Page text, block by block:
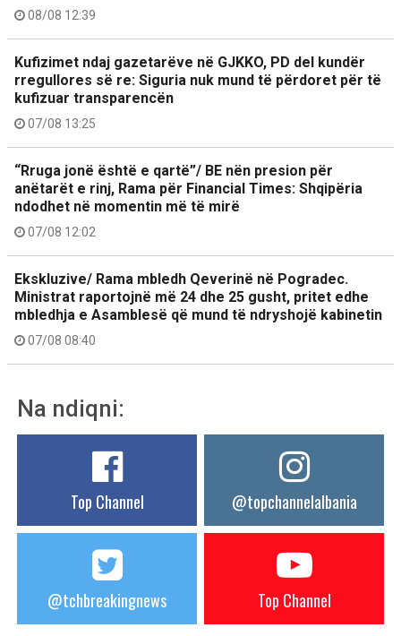
08/08 12:39
Kufizimet ndaj gazetarëve në GJKKO, PD del kundër
rregullores së re: Siguria nuk mund të përdoret për të
kufizuar transparencën
07/08 13:25
“Rruga jonë është e qartë”/ BE nën presion për
anëtarët e rinj, Rama për Financial Times: Shqipëria
ndodhet në momentin më të mirë
07/08 12:02
Ekskluzive/ Rama mbledh Qeverinë në Pogradec.
Ministrat raportojnë më 24 dhe 25 gusht, pritet edhe
mbledhja e Asamblesë që mund të ndryshojë kabinetin
07/08 08:40
Na ndiqni:
Top Channel @topchannelalbania
@tchbreakingnews Top Channel